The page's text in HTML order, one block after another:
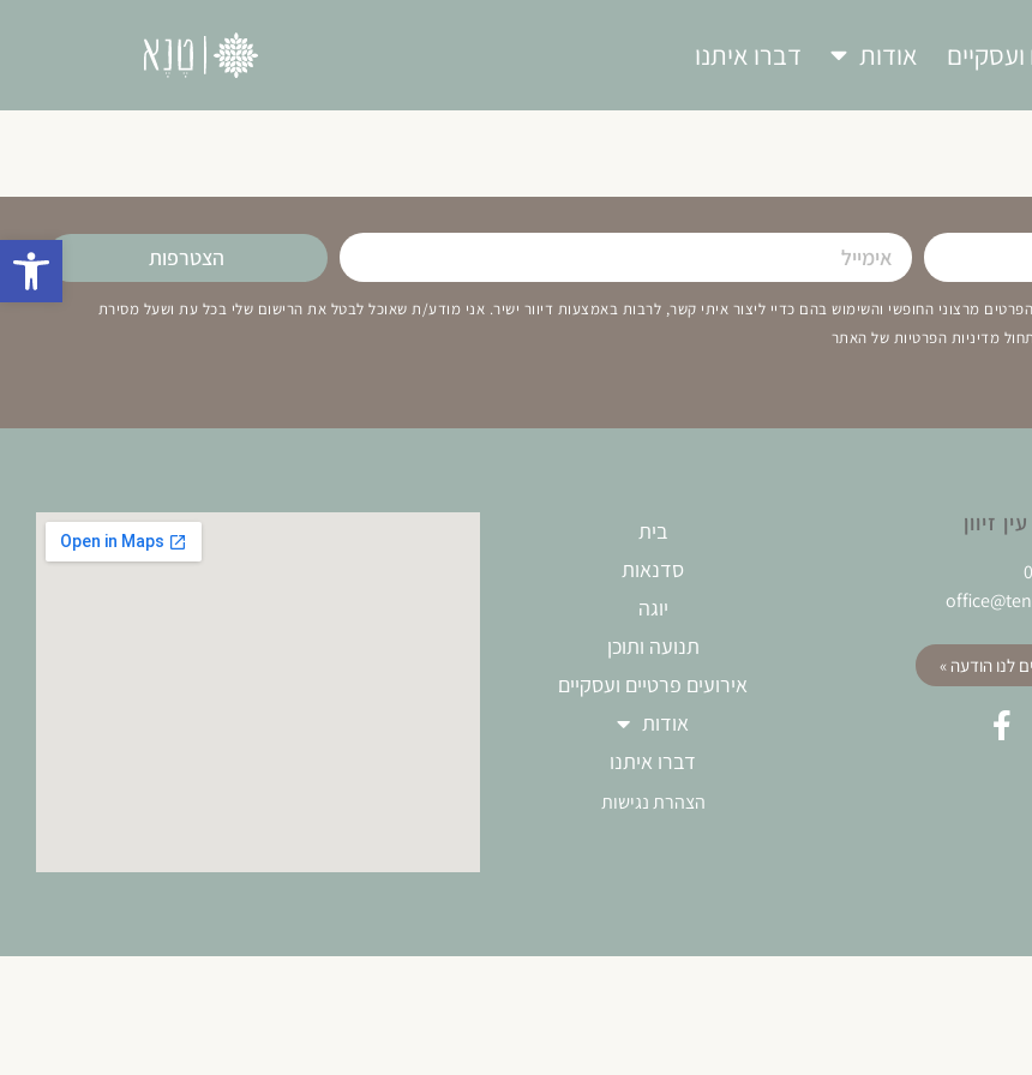
פתח
אודות דברו איתנו
מרצוני החופשי והשימוש בהם כדיי ליצור איתי קשר, לרבות באמצעות דיוור ישיר. אני מודע/ת שאוכל לבטל את הרישום שלי בכל עת ושעל מסירת
מדיניות הפרטיות של האתר
הצטרפות
זיוון
לנו הודעה »
בית
סדנאות
יוגה
תנועה ותוכן
אירועים פרטיים ועסקיים
אודות
דברו איתנו
הצהרת נגישות